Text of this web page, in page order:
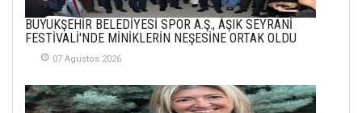
KENDİNE UYANMAK
30 Temmuz 2026
İlgi Alanlarımız ve Biz
02 Ekim 2025
BÜYÜKŞEHİR BELEDİYESİ SPOR A.Ş., ÂŞIK SEYRANİ
FESTİVALİ'NDE MİNİKLERİN NEŞESİNE ORTAK OLDU
07 Agustos 2026